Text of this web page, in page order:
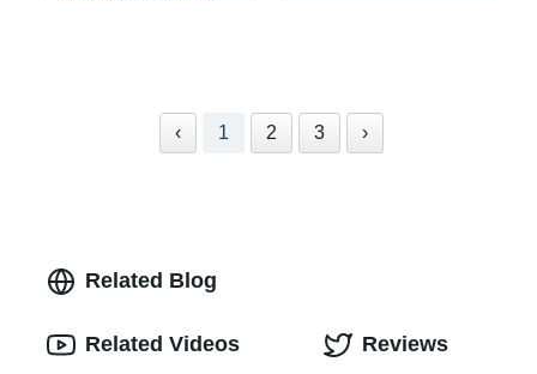
‹ 1 2 3 ›
Related Blog
Related Videos Reviews